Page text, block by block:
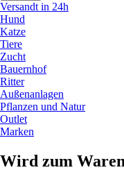
Versandt in 24h
Hund
Katze
Tiere
Zucht
Bauernhof
Ritter
Außenanlagen
Pflanzen und Natur
Outlet
Marken
Wird zum